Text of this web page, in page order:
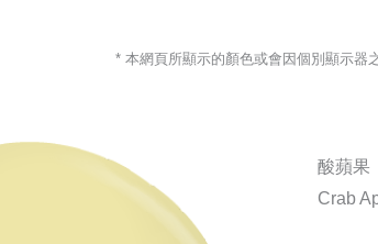
* 本網頁所顯示的顏色或會因個別顯示器
酸蘋果
Crab